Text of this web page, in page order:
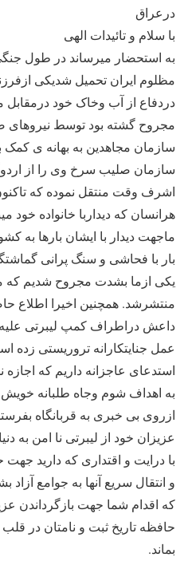
درعراق
با سلام و تائیدات الهی
مظلوم ایران تحمیل شدیکی
دردفاع از آب وخاک خود درمقابل
مجروح گشته بود توسط
سازمان مجاهدین به بهانه ی کمک
سازمان صلیب سرخ وی را از
اشرف وقت منتقل نموده که
هرانسان که دیداربا خانواده خود
ماجهت دیدار با ایشان بارها به
بار با فحاشی و سنگ پرانی
یکی ازما بشدت مجروح شدیم که
منتشرشد. همچنین اخیرا اطلاع
داعش دراطراف کمپ لیبرتی
عمل جنایتکارانه تروریستی زده
استدعای عاجزانه داریم که
به اهداف شوم وجاه طلبانه
ازروی بی خبری به قربانگاه
عزیزان خود از لیبرتی نا امن به
با درایت و اقتداری که دارید
و انتقال سریع آنها به جوامع آزاد
که اقدام شما جهت بازگرداندن
حافظه تاریخ ثبت و نامتان در قلب